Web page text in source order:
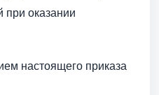
оказании
настоящего приказа